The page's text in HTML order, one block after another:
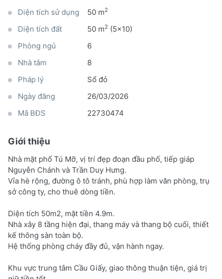
Diện tích sử dụng 50 m2
Diện tích đất 50 m2 (5x10)
Phòng ngủ
6
Nhà tắm
8
Pháp lý
Sổ đỏ
Ngày đăng
26/03/2026
Mã BĐS
22730474
Giới thiệu
Nhà mặt phố Tú Mỡ, vị trí đẹp đoạn đầu phố, tiếp giáp
Nguyễn Chánh và Trần Duy Hưng.
Vỉa hè rộng, đường ô tô tránh, phù hợp làm văn phòng, trụ
sở công ty, cho thuê dòng tiền.
Diện tích 50m2, mặt tiền 4.9m.
Nhà xây 8 tầng hiện đại, thang máy và thang bộ cuối, thiết
kế thông sàn toàn bộ.
Hệ thống phòng cháy đầy đủ, vận hành ngay.
Khu vực trung tâm Cầu Giấy, giao thông thuận tiện, giá trị